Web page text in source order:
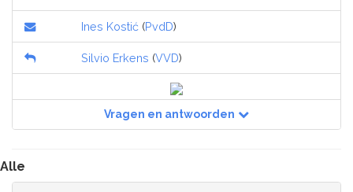
Ines Kostić (PvdD)
Silvio Erkens (VVD)
Vragen en antwoorden
Alle